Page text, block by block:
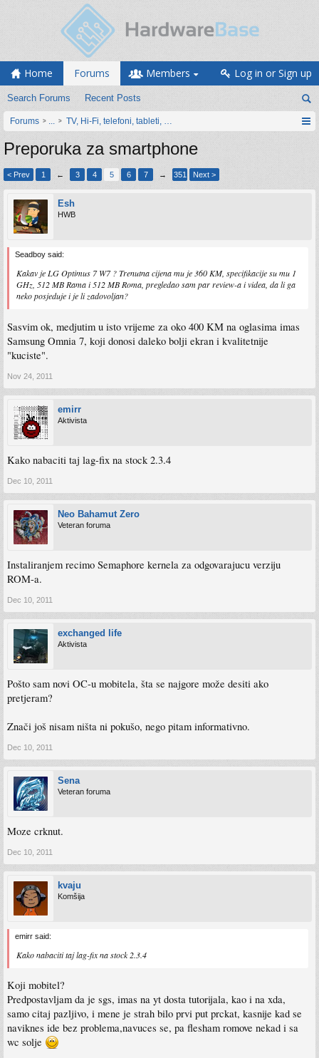
Home Forums
Search Forums Recent Posts
Members Log in or Sign up
Forums ... TV, Hi-Fi, telefoni, tableti, satovi, IoT oprema
Preporuka za smartphone
< Prev 1 ← 3 4 5 6 7 → 351 Next >
Esh
HWB
Seadboy said:
Kakav je LG Optimus 7 W7 ? Trenutna cijena mu je 360 KM, specifikacije su mu 1
GHz, 512 MB Rama i 512 MB Roma, pregledao sam par review-a i videa, da li ga
neko posjeduje i je li zadovoljan?
Sasvim ok, medjutim u isto vrijeme za oko 400 KM na oglasima imas
Samsung Omnia 7, koji donosi daleko bolji ekran i kvalitetnije
"kuciste".
Nov 24, 2011
emirr
Aktivista
Kako nabaciti taj lag-fix na stock 2.3.4
Dec 10, 2011
Neo Bahamut Zero
Veteran foruma
Instaliranjem recimo Semaphore kernela za odgovarajucu verziju
ROM-a.
Dec 10, 2011
exchanged life
Aktivista
Pošto sam novi OC-u mobitela, šta se najgore može desiti ako
pretjeram?
Znači još nisam ništa ni pokušo, nego pitam informativno.
Dec 10, 2011
Sena
Veteran foruma
Moze crknut.
Dec 10, 2011
kvaju
Komšija
emirr said:
Kako nabaciti taj lag-fix na stock 2.3.4
Koji mobitel?
Predpostavljam da je sgs, imas na yt dosta tutorijala, kao i na xda,
samo citaj pazljivo, i mene je strah bilo prvi put prckat, kasnije kad se
naviknes ide bez problema,navuces se, pa flesham romove nekad i sa
wc solje